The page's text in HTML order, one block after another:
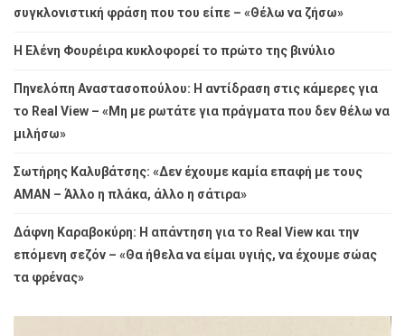
συγκλονιστική φράση που του είπε – «Θέλω να ζήσω»
Η Ελένη Φουρέιρα κυκλοφορεί το πρώτο της βινύλιο
Πηνελόπη Αναστασοπούλου: Η αντίδραση στις κάμερες για
το Real View – «Μη με ρωτάτε για πράγματα που δεν θέλω να
μιλήσω»
Σωτήρης Καλυβάτσης: «Δεν έχουμε καμία επαφή με τους
ΑΜΑΝ – Άλλο η πλάκα, άλλο η σάτιρα»
Δάφνη Καραβοκύρη: Η απάντηση για το Real View και την
επόμενη σεζόν – «Θα ήθελα να είμαι υγιής, να έχουμε σώας
τα φρένας»